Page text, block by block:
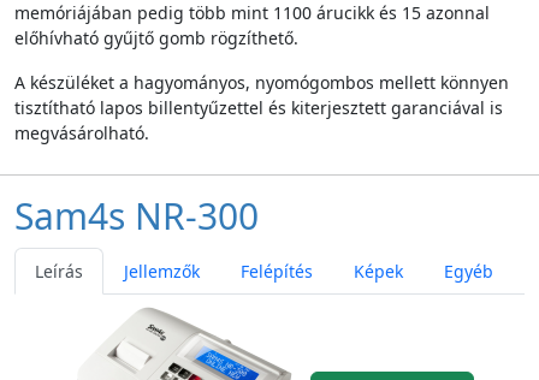
memóriájában pedig több mint 1100 árucikk és 15 azonnal
előhívható gyűjtő gomb rögzíthető.
A készüléket a hagyományos, nyomógombos mellett könnyen
tisztítható lapos billentyűzettel és kiterjesztett garanciával is
megvásárolható.
Sam4s NR-300
Leírás Jellemzők Felépítés Képek Egyéb